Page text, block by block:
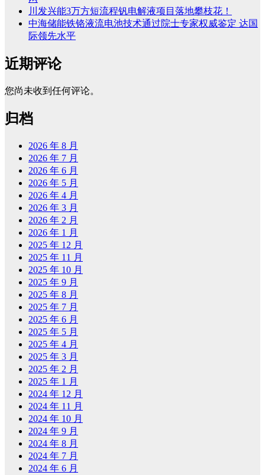
川发兴能3万方短流程钒电解液项目落地攀枝花！
中海储能铁铬液流电池技术通过院士专家权威鉴定 达国
际领先水平
近期评论
您尚未收到任何评论。
归档
2026 年 8 月
2026 年 7 月
2026 年 6 月
2026 年 5 月
2026 年 4 月
2026 年 3 月
2026 年 2 月
2026 年 1 月
2025 年 12 月
2025 年 11 月
2025 年 10 月
2025 年 9 月
2025 年 8 月
2025 年 7 月
2025 年 6 月
2025 年 5 月
2025 年 4 月
2025 年 3 月
2025 年 2 月
2025 年 1 月
2024 年 12 月
2024 年 11 月
2024 年 10 月
2024 年 9 月
2024 年 8 月
2024 年 7 月
2024 年 6 月